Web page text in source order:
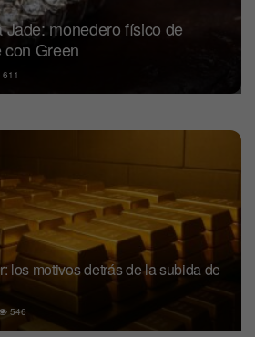
Jade: monedero físico de
con Green
611
los motivos detrás de la subida de
546